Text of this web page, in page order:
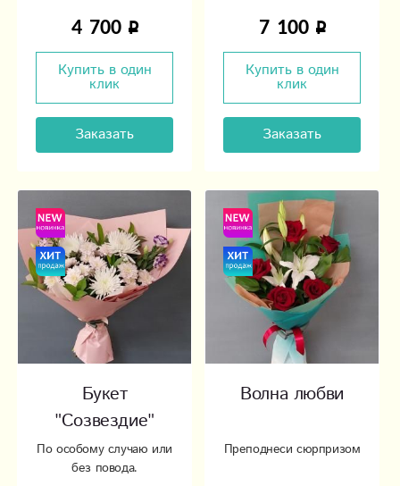
4 700
Купить в один
клик
Заказать
7 100
Купить в один
клик
Заказать
Букет
"Созвездие"
По особому случаю или
без повода.
Волна любви
Преподнеси сюрпризом